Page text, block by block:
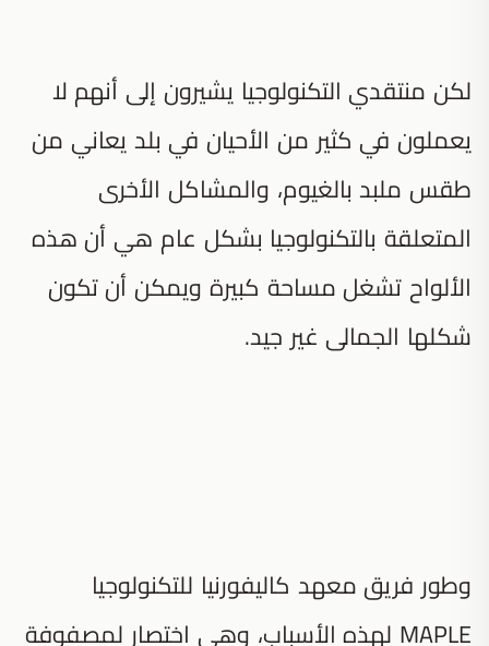
لكن منتقدي التكنولوجيا يشيرون إلى أنهم لا
يعملون في كثير من الأحيان في بلد يعاني من
طقس ملبد بالغيوم، والمشاكل الأخرى
المتعلقة بالتكنولوجيا بشكل عام هي أن هذه
الألواح تشغل مساحة كبيرة ويمكن أن تكون
شكلها الجمالى غير جيد.
وطور فريق معهد كاليفورنيا للتكنولوجيا
MAPLE لهذه الأسباب، وهي اختصار لمصفوفة